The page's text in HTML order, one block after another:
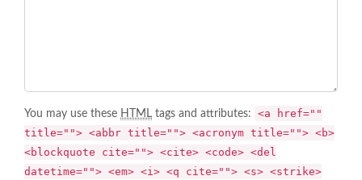
You may use these HTML tags and attributes:
<a href=""
title=""> <abbr title=""> <acronym title=""> <b>
<blockquote cite=""> <cite> <code> <del
datetime=""> <em> <i> <q cite=""> <s> <strike>